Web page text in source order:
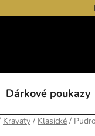
Dárkové poukazy
Kravaty / Klasické /